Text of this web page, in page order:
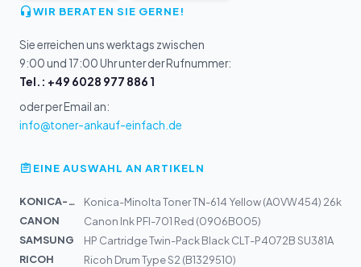
WIR BERATEN SIE GERNE!
Sie erreichen uns werktags zwischen
9:00 und 17:00 Uhr unter der Rufnummer:
Tel.: +49 6028 977 886 1
oder per Email an:
info@toner-ankauf-einfach.de
EINE AUSWAHL AN ARTIKELN
KONICA-MIN...
Konica-Minolta Toner TN-614 Yellow (A0VW454) 26k
CANON
Canon Ink PFI-701 Red (0906B005)
SAMSUNG
HP Cartridge Twin-Pack Black CLT-P4072B SU381A
RICOH
Ricoh Drum Type S2 (B1329510)